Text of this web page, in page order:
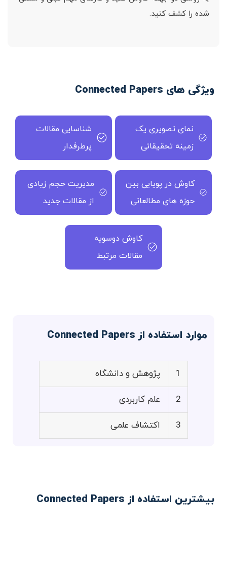
شده را کشف کنید.
ویژگی های Connected Papers
نمای تصویری یک
زمینه تحقیقاتی
شناسایی مقالات
پرطرفدار
کاوش در پویایی بین
حوزه های مطالعاتی
مدیریت حجم زیادی
از مقالات جدید
کاوش دوسویه
مقالات مرتبط
موارد استفاده از Connected Papers
1 پژوهش و دانشگاه
2 علم کاربردی
3 اکتشاف علمی
بیشترین استفاده از Connected Papers